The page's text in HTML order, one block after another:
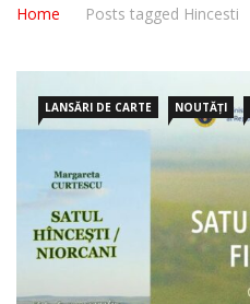
Home Posts tagged Hincesti
LANSĂRI DE CARTE NOUTĂȚI